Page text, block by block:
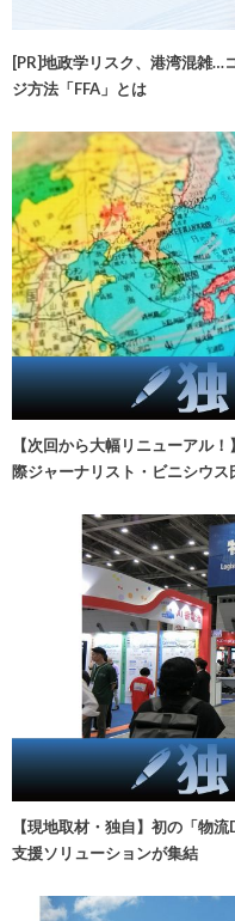
[PR]地政学リスク、港湾混雑…
ジ方法「FFA」とは
【次回から大幅リニューアル
際ジャーナリスト・ビニシウス
【現地取材・独自】初の「物
支援ソリューションが集結